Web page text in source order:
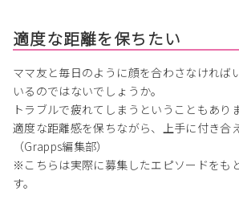
適度な距離を保ちたい
ママ友と毎日のように顔を合わさなければ
いるのではないでしょうか。
トラブルで疲れてしまうということもあり
適度な距離感を保ちながら、上手に付き合
（Grapps編集部）
※こちらは実際に募集したエピソードをも
す。